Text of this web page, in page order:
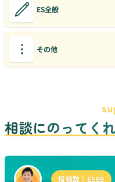
ES全般
その他
相談にのってく
投稿数 | 6569